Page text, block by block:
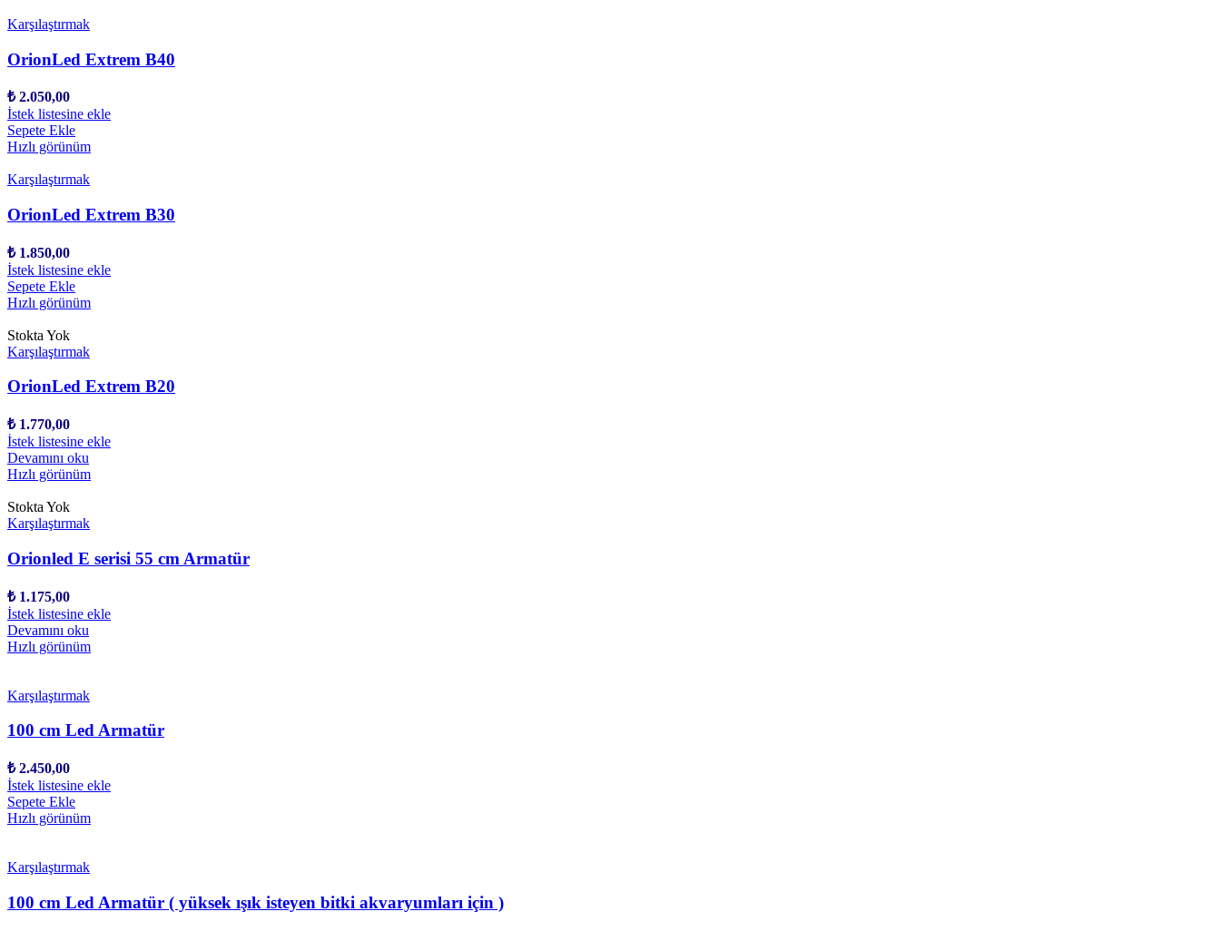
Karşılaştırmak
OrionLed Extrem B40
₺2.050,00
İstek listesine ekle
Sepete Ekle
Hızlı görünüm
Karşılaştırmak
OrionLed Extrem B30
₺1.850,00
İstek listesine ekle
Sepete Ekle
Hızlı görünüm
Stokta Yok
Karşılaştırmak
OrionLed Extrem B20
₺1.770,00
İstek listesine ekle
Devamını oku
Hızlı görünüm
Stokta Yok
Karşılaştırmak
Orionled E serisi 55 cm Armatür
₺1.175,00
İstek listesine ekle
Devamını oku
Hızlı görünüm
Karşılaştırmak
100 cm Led Armatür
₺2.450,00
İstek listesine ekle
Sepete Ekle
Hızlı görünüm
Karşılaştırmak
100 cm Led Armatür ( yüksek ışık isteyen bitki akvaryumları için )